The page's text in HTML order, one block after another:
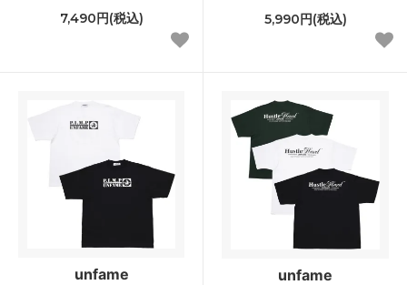
7,490円(税込) 5,990円(税込)
unfame
unfame